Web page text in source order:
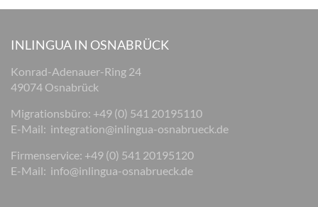
INLINGUA IN OSNABRÜCK
Konrad-Adenauer-Ring 24
49074 Osnabrück
Migrationsbüro: +49 (0) 541 20195110
E-Mail: integration@inlingua-osnabrueck.de
Firmenservice: +49 (0) 541 20195120
E-Mail: info@inlingua-osnabrueck.de